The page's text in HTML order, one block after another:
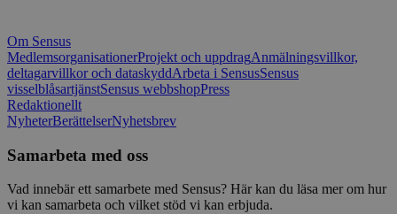
Om Sensus
MedlemsorganisationerProjekt och uppdragAnmälningsvillkor,
deltagarvillkor och dataskyddArbeta i SensusSensus
visselblåsartjänstSensus webbshopPress
Redaktionellt
NyheterBerättelserNyhetsbrev
Samarbeta med oss
Vad innebär ett samarbete med Sensus? Här kan du läsa mer om hur
vi kan samarbeta och vilket stöd vi kan erbjuda.